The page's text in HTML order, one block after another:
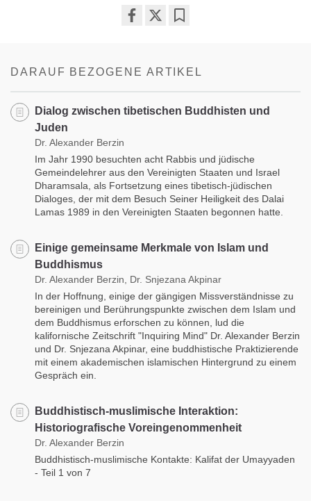
DARAUF BEZOGENE ARTIKEL
Dialog zwischen tibetischen Buddhisten und
Juden
Dr. Alexander Berzin
Im Jahr 1990 besuchten acht Rabbis und jüdische
Gemeindelehrer aus den Vereinigten Staaten und Israel
Dharamsala, als Fortsetzung eines tibetisch-jüdischen
Dialoges, der mit dem Besuch Seiner Heiligkeit des Dalai
Lamas 1989 in den Vereinigten Staaten begonnen hatte.
Einige gemeinsame Merkmale von Islam und
Buddhismus
Dr. Alexander Berzin, Dr. Snjezana Akpinar
In der Hoffnung, einige der gängigen Missverständnisse zu
bereinigen und Berührungspunkte zwischen dem Islam und
dem Buddhismus erforschen zu können, lud die
kalifornische Zeitschrift "Inquiring Mind" Dr. Alexander Berzin
und Dr. Snjezana Akpinar, eine buddhistische Praktizierende
mit einem akademischen islamischen Hintergrund zu einem
Gespräch ein.
Buddhistisch-muslimische Interaktion:
Historiografische Voreingenommenheit
Dr. Alexander Berzin
Buddhistisch-muslimische Kontakte: Kalifat der Umayyaden
- Teil 1 von 7